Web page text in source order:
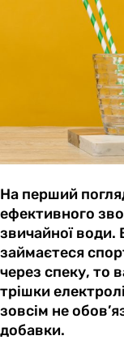
На перший
ефективного
звичайної води.
займаєтеся
через спеку, то
трішки
зовсім не
добавки.